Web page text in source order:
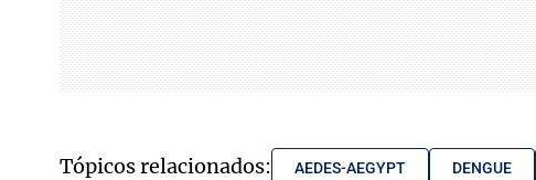
Tópicos relacionados: AEDES-AEGYPT DENGUE